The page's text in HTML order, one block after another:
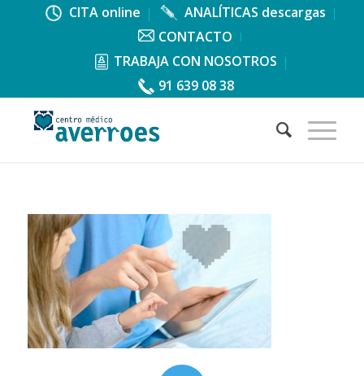
CITA online
ANALÍTICAS descargas
CONTACTO
TRABAJA CON NOSOTROS
91 639 08 38